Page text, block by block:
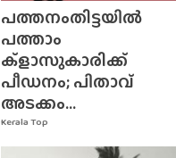
Kerala Top
പത്തനംതിട്ടയിൽ
പത്താം
ക്ളാസുകാരിക്ക്
പീഡനം; പിതാവ്
അടക്കം...